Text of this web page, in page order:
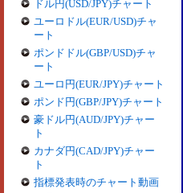
ドル円(USD/JPY)チャート
ユーロドル(EUR/USD)チャ
ート
ポンドドル(GBP/USD)チャ
ート
ユーロ円(EUR/JPY)チャート
ポンド円(GBP/JPY)チャート
豪ドル円(AUD/JPY)チャー
ト
カナダ円(CAD/JPY)チャー
ト
指標発表時のチャート動画